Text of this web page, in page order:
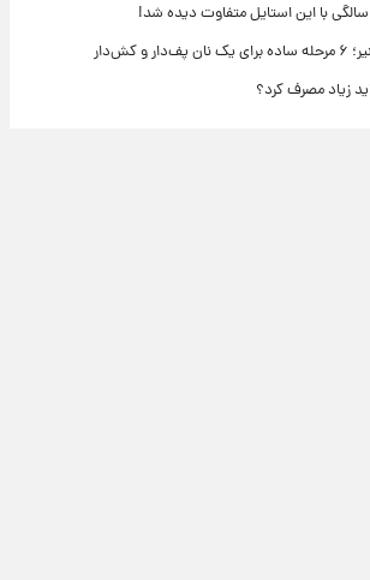
کش‌دار
زیاد مصرف کرد؟